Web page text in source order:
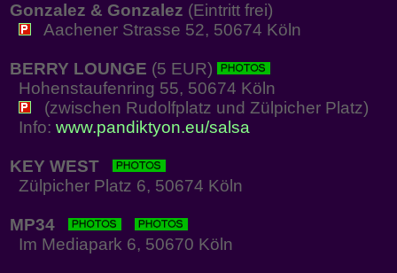
Gonzalez & Gonzalez (Eintritt frei)
Aachener Strasse 52, 50674 Köln
BERRY LOUNGE (5 EUR)
Hohenstaufenring 55, 50674 Köln
(zwischen Rudolfplatz und Zülpicher Platz)
Info: www.pandiktyon.eu/salsa
KEY WEST
Zülpicher Platz 6, 50674 Köln
MP34
Im Mediapark 6, 50670 Köln